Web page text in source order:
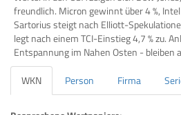
freundlich. Micron gewinnt über 4 %,
Sartorius steigt nach Elliott-
legt nach einem TCI-Einstieg 4,7 % zu.
Entspannung im Nahen Osten - bleiben
WKN
Person Firma